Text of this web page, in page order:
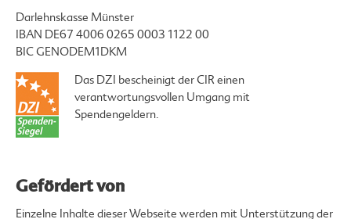
Darlehnskasse Münster
IBAN DE67 4006 0265 0003 1122 00
BIC GENODEM1DKM
Das DZI bescheinigt der CIR einen
verantwortungsvollen Umgang mit
Spendengeldern.
Gefördert von
Einzelne Inhalte dieser Webseite werden mit Unterstützung der